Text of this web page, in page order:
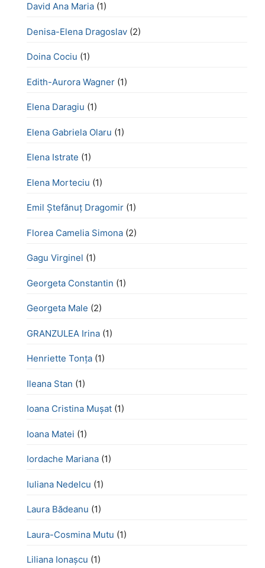
David Ana Maria (1)
Denisa-Elena Dragoslav (2)
Doina Cociu (1)
Edith-Aurora Wagner (1)
Elena Daragiu (1)
Elena Gabriela Olaru (1)
Elena Istrate (1)
Elena Morteciu (1)
Emil Ștefănuț Dragomir (1)
Florea Camelia Simona (2)
Gagu Virginel (1)
Georgeta Constantin (1)
Georgeta Male (2)
GRANZULEA Irina (1)
Henriette Tonţa (1)
Ileana Stan (1)
Ioana Cristina Mușat (1)
Ioana Matei (1)
Iordache Mariana (1)
Iuliana Nedelcu (1)
Laura Bădeanu (1)
Laura-Cosmina Mutu (1)
Liliana Ionașcu (1)